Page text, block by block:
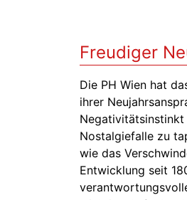
Freudiger
Die PH Wien hat
ihrer
Negativitätsinstinkt
Nostalgiefalle zu
wie das
Entwicklung seit